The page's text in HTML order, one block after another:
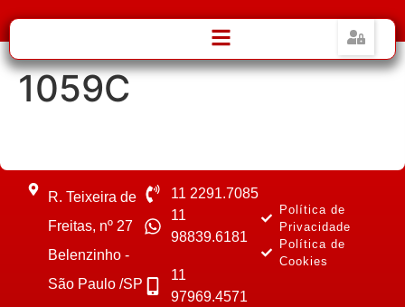
1059C
R. Teixeira de
Freitas, nº 27
Belenzinho -
São Paulo /SP
11 2291.7085
11
98839.6181
11
97969.4571
Política de
Privacidade
Política de
Cookies